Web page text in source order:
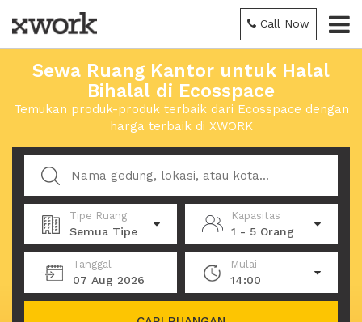
Call Now
Sewa Ruang Kantor untuk Halal
Bihalal di Ecosspace
Temukan produk-produk terbaik dari Ecosspace dengan
harga terbaik di XWORK
Tipe Ruang
Semua Tipe
Kapasitas
1 - 5 Orang
Tanggal
07 Aug 2026
Mulai
14:00